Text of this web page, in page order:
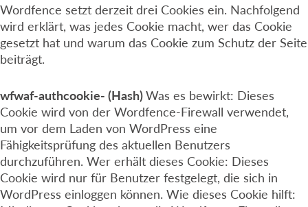
Wordfence setzt derzeit drei Cookies ein. Nachfolgend
wird erklärt, was jedes Cookie macht, wer das Cookie
gesetzt hat und warum das Cookie zum Schutz der Seite
beiträgt.
wfwaf-authcookie- (Hash)Was es bewirkt: Dieses
Cookie wird von der Wordfence-Firewall verwendet,
um vor dem Laden von WordPress eine
Fähigkeitsprüfung des aktuellen Benutzers
durchzuführen. Wer erhält dieses Cookie: Dieses
Cookie wird nur für Benutzer festgelegt, die sich in
WordPress einloggen können. Wie dieses Cookie hilft: